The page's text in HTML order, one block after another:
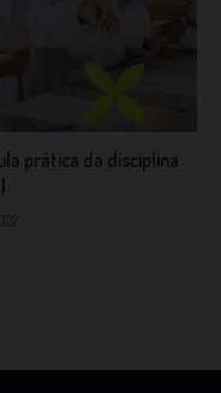
prática da disciplina